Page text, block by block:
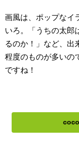
画風は、ポップなイ
いろ。「うちの太郎
るのか！」など、出
程度のものが多いの
ですね！